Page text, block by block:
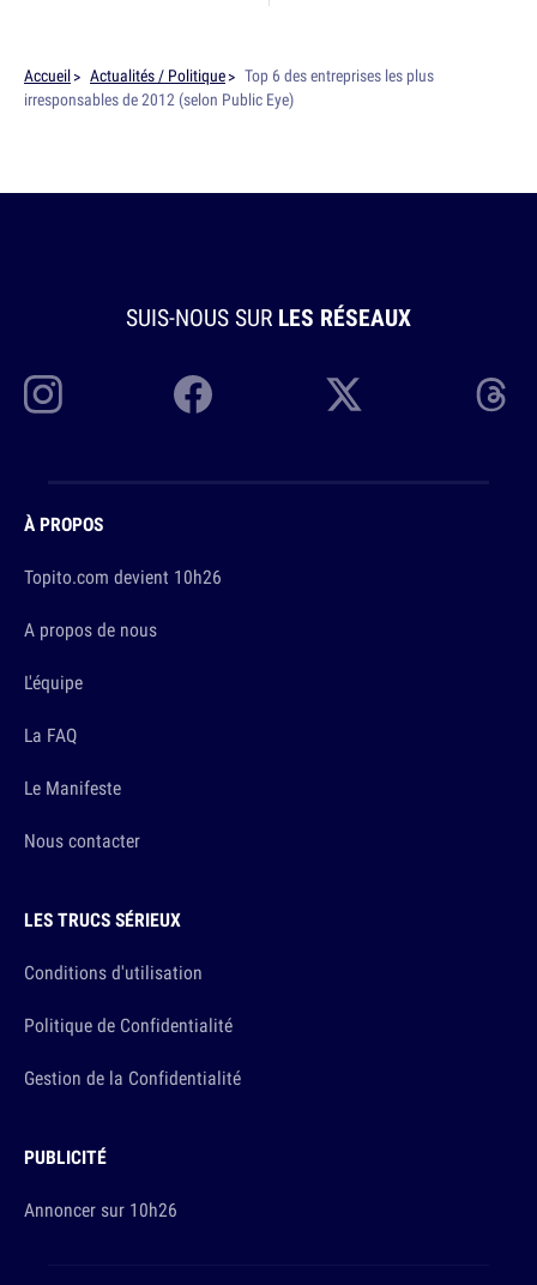
Accueil Actualités / Politique
Top 6 des entreprises les plus
irresponsables de 2012 (selon Public Eye)
SUIS-NOUS SUR LES RÉSEAUX
À PROPOS
Topito.com devient 10h26
A propos de nous
L'équipe
La FAQ
Le Manifeste
Nous contacter
LES TRUCS SÉRIEUX
Conditions d'utilisation
Politique de Confidentialité
Gestion de la Confidentialité
PUBLICITÉ
Annoncer sur 10h26